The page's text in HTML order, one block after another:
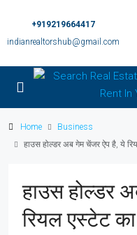
+919219664417
indianrealtorshub@gmail.com
Home
Business
हाउस होल्डर अब गेम चेंजर ऐप है, ये
हाउस होल्डर
रियल एस्टेट